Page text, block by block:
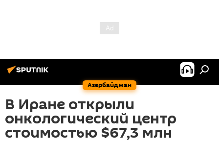
Азербайджан
В Иране открыли
онкологический центр
стоимостью $67,3 млн